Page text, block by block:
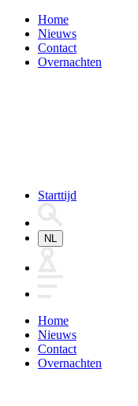
Home
Nieuws
Contact
Overnachten
Starttijd
NL
Home
Nieuws
Contact
Overnachten